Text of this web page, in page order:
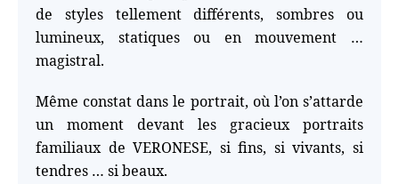
de styles tellement différents, sombres ou
lumineux, statiques ou en mouvement …
magistral.
Même constat dans le portrait, où l’on s’attarde
un moment devant les gracieux portraits
familiaux de VERONESE, si fins, si vivants, si
tendres … si beaux.